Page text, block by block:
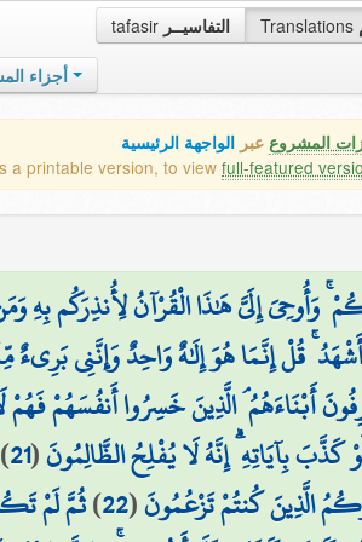
tafasir التفاسيــر Translations
أجزاء
المشروع عبر الواجهة الرئيسية
a printable version, to view full-featured
وَأُوحِيَ إِلَيَّ هَٰذَا الْقُرْآنُ لِأُنذِرَكُم بِهِ
قُلْ إِنَّمَا هُوَ إِلَٰهٌ وَاحِدٌ وَإِنَّنِي بَرِيءٌ
أَبْنَاءَهُمُ ۘ الَّذِينَ خَسِرُوا أَنفُسَهُمْ فَهُمْ
بِآيَاتِهِ ۗ إِنَّهُ لَا يُفْلِحُ الظَّالِمُونَ(
21
)
الَّذِينَ كُنتُمْ تَزْعُمُونَ(
22
)ثُمَّ لَمْ